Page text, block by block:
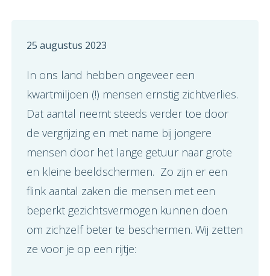
25 augustus 2023
In ons land hebben ongeveer een
kwartmiljoen (!) mensen ernstig zichtverlies.
Dat aantal neemt steeds verder toe door
de vergrijzing en met name bij jongere
mensen door het lange getuur naar grote
en kleine beeldschermen. Zo zijn er een
flink aantal zaken die mensen met een
beperkt gezichtsvermogen kunnen doen
om zichzelf beter te beschermen. Wij zetten
ze voor je op een rijtje: